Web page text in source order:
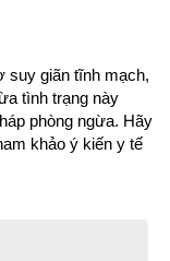
suy giãn tĩnh mạch,
tình trạng này
phòng ngừa. Hãy
khảo ý kiến y tế